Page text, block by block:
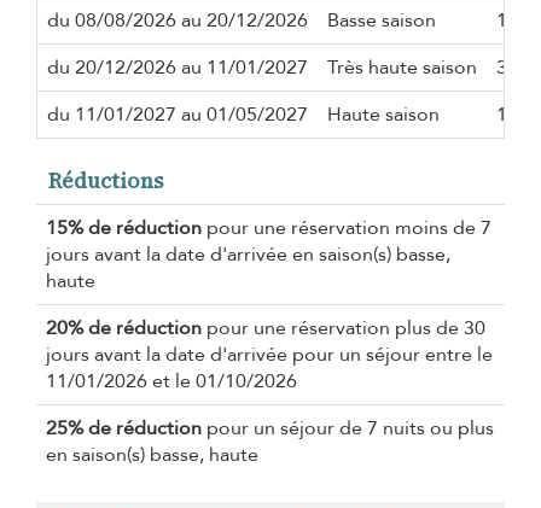
du 08/08/2026 au 20/12/2026
Basse saison
1
du 20/12/2026 au 11/01/2027
Très haute saison
3
du 11/01/2027 au 01/05/2027
Haute saison 1
Réductions
15% de réduction pour une réservation moins de 7
jours avant la date d'arrivée en saison(s) basse,
haute
20% de réduction pour une réservation plus de 30
jours avant la date d'arrivée pour un séjour entre le
11/01/2026 et le 01/10/2026
25% de réduction pour un séjour de 7 nuits ou plus
en saison(s) basse, haute